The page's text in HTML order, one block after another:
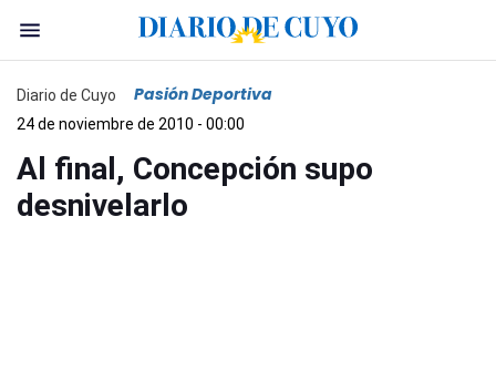
Diario de Cuyo Pasión Deportiva
24 de noviembre de 2010 - 00:00
Al final, Concepción supo
desnivelarlo